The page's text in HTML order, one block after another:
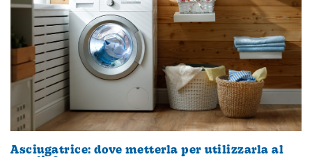
Asciugatrice: dove metterla per utilizzarla al